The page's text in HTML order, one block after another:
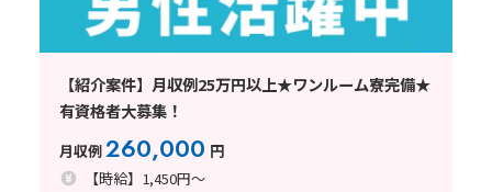
【紹介案件】月収例25万円以上★ワンルーム寮完備★
有資格者大募集！
月収例260,000 円
【時給】1,450円～